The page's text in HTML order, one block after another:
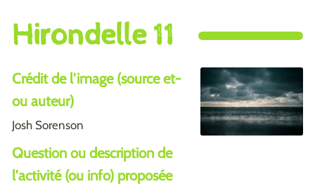
Hirondelle 11
Crédit de l'image (source et-
ou auteur)
Josh Sorenson
Question ou description de
l'activité (ou info) proposée